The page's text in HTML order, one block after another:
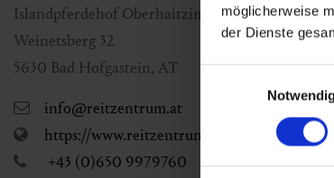
möglicherweise
der Dienste
Islandpferdehof Oberhaitzing
Weinetsberg 32
5630 Bad Hofgastein, AT
info@reitzentrum.at
https://www.reitzentrum.at
+43 (0)650 9979760